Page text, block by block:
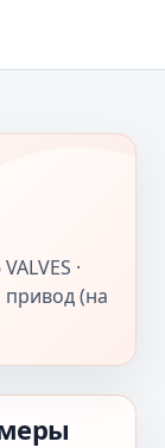
·
привод (на